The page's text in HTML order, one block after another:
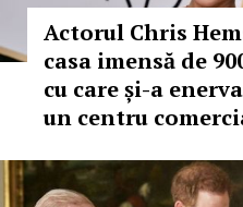
Actorul Chris
casa imensă de
cu care și-a
un centru